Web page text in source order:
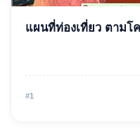
D-HOPE หม
07 มีนาคม 2568
แผนที่ท่องเที่ยว ตามโ
#1